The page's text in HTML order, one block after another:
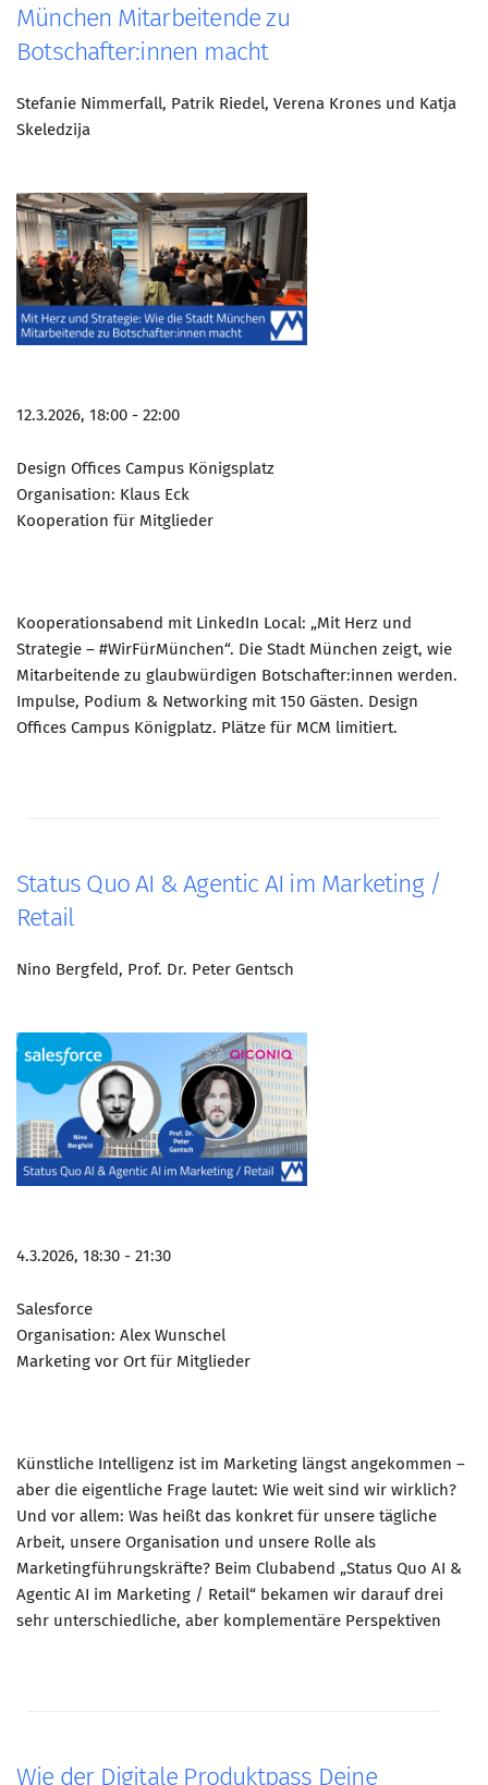
München Mitarbeitende zu
Botschafter:innen macht
Stefanie Nimmerfall, Patrik Riedel, Verena Krones und Katja
Skeledzija
12.3.2026, 18:00 - 22:00
Design Offices Campus Königsplatz
Organisation: Klaus Eck
Kooperation für Mitglieder
Kooperationsabend mit LinkedIn Local: „Mit Herz und
Strategie – #WirFürMünchen“. Die Stadt München zeigt, wie
Mitarbeitende zu glaubwürdigen Botschafter:innen werden.
Impulse, Podium & Networking mit 150 Gästen. Design
Offices Campus Königplatz. Plätze für MCM limitiert.
Status Quo AI & Agentic AI im Marketing /
Retail
Nino Bergfeld, Prof. Dr. Peter Gentsch
4.3.2026, 18:30 - 21:30
Salesforce
Organisation: Alex Wunschel
Marketing vor Ort für Mitglieder
Künstliche Intelligenz ist im Marketing längst angekommen –
aber die eigentliche Frage lautet: Wie weit sind wir wirklich?
Und vor allem: Was heißt das konkret für unsere tägliche
Arbeit, unsere Organisation und unsere Rolle als
Marketingführungskräfte? Beim Clubabend „Status Quo AI &
Agentic AI im Marketing / Retail“ bekamen wir darauf drei
sehr unterschiedliche, aber komplementäre Perspektiven
Wie der Digitale Produktpass Deine